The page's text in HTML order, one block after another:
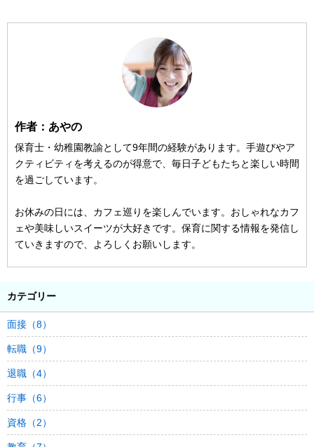
作者：あやの
保育士・幼稚園教諭として9年間の経験があります。手遊びやア
クティビティを考えるのが得意で、毎日子どもたちと楽しい時間
を過ごしています。
お休みの日には、カフェ巡りを楽しんでいます。おしゃれなカフ
ェや美味しいスイーツが大好きです。保育に関する情報を発信し
ていきますので、よろしくお願いします。
カテゴリー
面接（8）
転職（9）
退職（4）
行事（6）
資格（2）